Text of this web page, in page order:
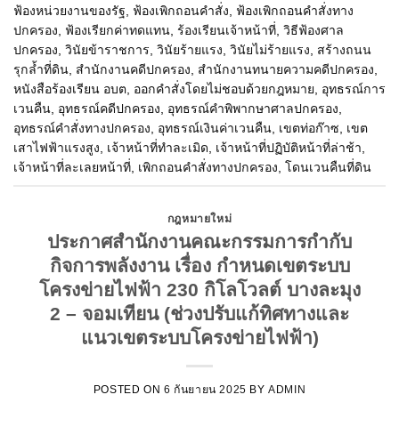
ฟ้องหน่วยงานของรัฐ, ฟ้องเพิกถอนคำสั่ง, ฟ้องเพิกถอนคำสั่งทาง
ปกครอง, ฟ้องเรียกค่าทดแทน, ร้องเรียนเจ้าหน้าที่, วิธีฟ้องศาล
ปกครอง, วินัยข้าราชการ, วินัยร้ายแรง, วินัยไม่ร้ายแรง, สร้างถนน
รุกล้ำที่ดิน, สำนักงานคดีปกครอง, สำนักงานทนายความคดีปกครอง,
หนังสือร้องเรียน อบต, ออกคำสั่งโดยไม่ชอบด้วยกฎหมาย, อุทธรณ์การ
เวนคืน, อุทธรณ์คดีปกครอง, อุทธรณ์คำพิพากษาศาลปกครอง,
อุทธรณ์คำสั่งทางปกครอง, อุทธรณ์เงินค่าเวนคืน, เขตท่อก๊าซ, เขต
เสาไฟฟ้าแรงสูง, เจ้าหน้าที่ทำละเมิด, เจ้าหน้าที่ปฏิบัติหน้าที่ล่าช้า,
เจ้าหน้าที่ละเลยหน้าที่, เพิกถอนคำสั่งทางปกครอง, โดนเวนคืนที่ดิน
กฎหมายใหม่
ประกาศสำนักงานคณะกรรมการกำกับ
กิจการพลังงาน เรื่อง กำหนดเขตระบบ
โครงข่ายไฟฟ้า 230 กิโลโวลต์ บางละมุง
2 – จอมเทียน (ช่วงปรับแก้ทิศทางและ
แนวเขตระบบโครงข่ายไฟฟ้า)
POSTED ON 6 กันยายน 2025 BYADMIN